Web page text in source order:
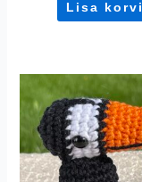
Lisa korvi